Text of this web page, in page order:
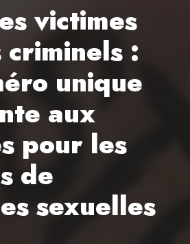
victimes
criminels :
unique
aux
pour les
de
sexuelles